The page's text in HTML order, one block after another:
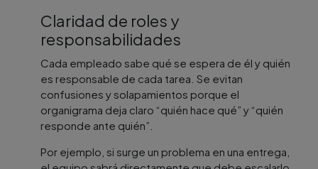
Claridad de roles y
responsabilidades
Cada empleado sabe qué se espera de él y quién
es responsable de cada tarea. Se evitan
confusiones y solapamientos porque el
organigrama deja claro “quién hace qué” y “quién
responde ante quién”.
Por ejemplo, si surge un problema en una entrega,